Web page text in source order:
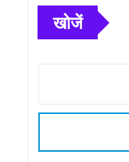
खोजें